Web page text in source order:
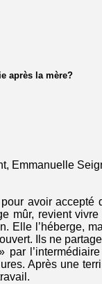
après la mère?
Emmanuelle
avoir accepté
mûr, revient
Elle l’héberge,
Ils ne
par
Après une